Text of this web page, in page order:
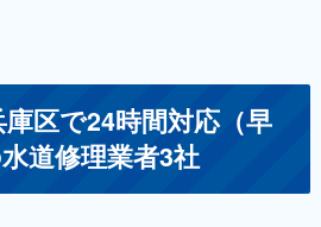
区で24時間対応（早
道修理業者3社